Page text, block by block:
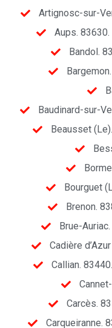
Artignosc-sur-
Aups. 83630.
Bandol.
Baudinard-sur-
Beausset
Bourguet
Brenon.
Brue-
Cadière
Callian. 83440.
Carcès.
Carqueiranne.